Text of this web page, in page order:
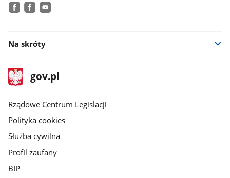
Na skróty
stopka
gov.plStrona
gov.pl
Rządowe Centrum Legislacji
Polityka cookies
Służba cywilna
Profil zaufany
BIP